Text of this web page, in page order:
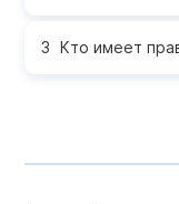
Кто имеет